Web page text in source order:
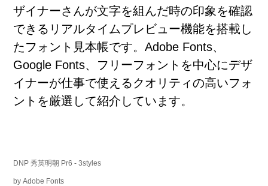
ザイナーさんが文字を組 んだ時の印象 を確認
できるリアルタイムプレビュー機能を搭載 し
たフォント 見本帳です。Adobe Fonts、
Google Fonts、フリーフォントを中心にデザ
イナーが仕事で使えるクオリティの高いフォ
ントを厳選 して紹介 しています。
DNP 秀英明朝 Pr6 - 3styles
byAdobe Fonts
フォントQ&A
特集
タグでフォントを探す
文字数カウンター